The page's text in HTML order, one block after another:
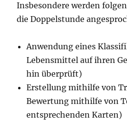
Insbesondere werden
die Doppelstunde
Anwendung eines
Lebensmittel auf ihren
hin überprüft)
Erstellung mithilfe von
Bewertung mithilfe von
entsprechenden Karten)